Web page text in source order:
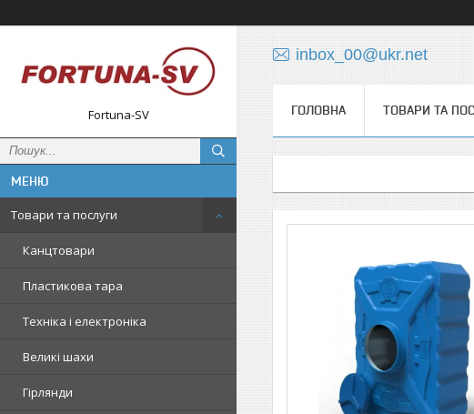
Fortuna-SV
Товари та послуги
Канцтовари
Пластикова тара
Техніка і електроніка
Великі шахи
Гірлянди
inbox_00@ukr.net
ГОЛОВНА ТОВАРИ ТА